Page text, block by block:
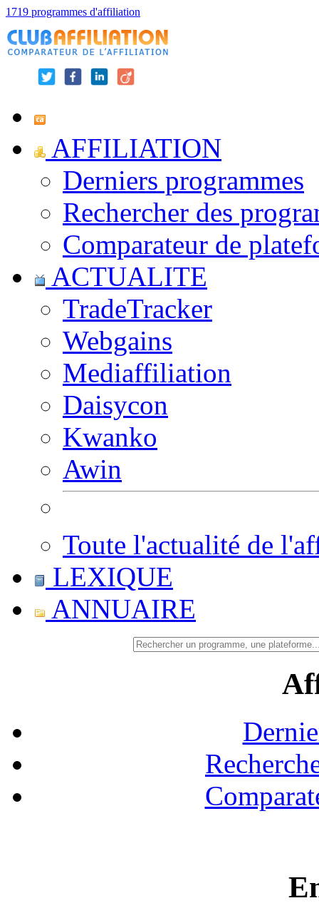
1719 programmes d'affiliation
AFFILIATION
Derniers programmes
Rechercher des
Comparateur de
ACTUALITE
TradeTracker
Webgains
Mediaffiliation
Daisycon
Kwanko
Awin
Toute l'actualité de
LEXIQUE
ANNUAIRE